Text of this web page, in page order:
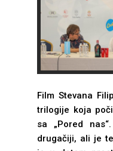
Film Stevana
trilogije koja
sa „Pored
drugačiji, ali je